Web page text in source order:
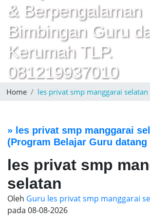
& Berpengalaman
Bimbingan Guru
Kerumah TLP.
081219937010
Home les privat smp manggarai selatan
» les privat smp manggarai
(Program Belajar Guru datang
les privat smp
selatan
Oleh Guru les privat smp manggarai
pada 08-08-2026